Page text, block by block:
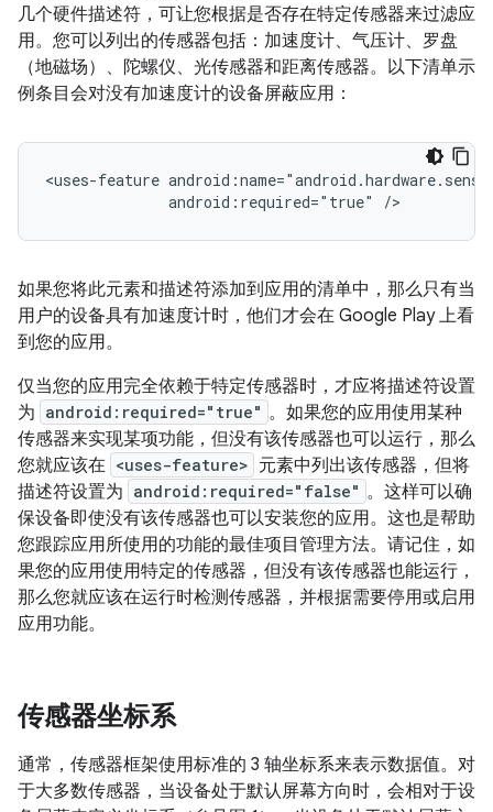
几个硬件描述符，可让您根据是否存在特定传感器来过滤应
用。您可以列出的传感器包括：加速度计、气压计、罗盘
（地磁场）、陀螺仪、光传感器和距离传感器。以下清单示
例条目会对没有加速度计的设备屏蔽应用：
<uses-feature
android:required="true"
/>
如果您将此元素和描述符添加到应用的清单中，那么只有当
用户的设备具有加速度计时，他们才会在 Google Play 上看
到您的应用。
仅当您的应用完全依赖于特定传感器时，才应将描述符设置
为 android:required="true" 。如果您的应用使用某种
传感器来实现某项功能，但没有该传感器也可以运行，那么
您就应该在 <uses-feature> 元素中列出该传感器，但将
描述符设置为 android:required="false" 。这样可以确
保设备即使没有该传感器也可以安装您的应用。这也是帮助
您跟踪应用所使用的功能的最佳项目管理方法。请记住，如
果您的应用使用特定的传感器，但没有该传感器也能运行，
那么您就应该在运行时检测传感器，并根据需要停用或启用
应用功能。
传感器坐标系
通常，传感器框架使用标准的 3 轴坐标系来表示数据值。对
于大多数传感器，当设备处于默认屏幕方向时，会相对于设